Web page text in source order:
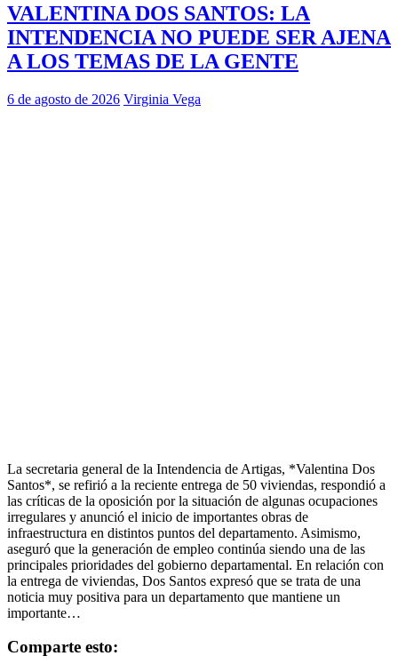
VALENTINA DOS SANTOS: LA
INTENDENCIA NO PUEDE SER AJENA
A LOS TEMAS DE LA GENTE
6 de agosto de 2026 Virginia Vega
La secretaria general de la Intendencia de Artigas, *Valentina Dos
Santos*, se refirió a la reciente entrega de 50 viviendas, respondió a
las críticas de la oposición por la situación de algunas ocupaciones
irregulares y anunció el inicio de importantes obras de
infraestructura en distintos puntos del departamento. Asimismo,
aseguró que la generación de empleo continúa siendo una de las
principales prioridades del gobierno departamental. En relación con
la entrega de viviendas, Dos Santos expresó que se trata de una
noticia muy positiva para un departamento que mantiene un
importante…
Comparte esto: